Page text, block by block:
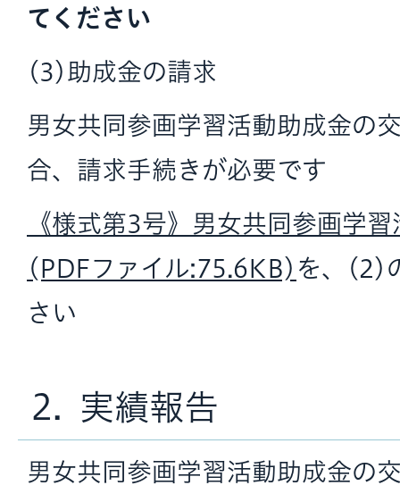
てください
(3)助成金の請求
男女共同参画学習活動助成金の
合、請求手続きが必要です
《様式第3号》男女共同参画学
(PDFファイル:75.6KB) を、(2)
さい
2. 実績報告
男女共同参画学習活動助成金の